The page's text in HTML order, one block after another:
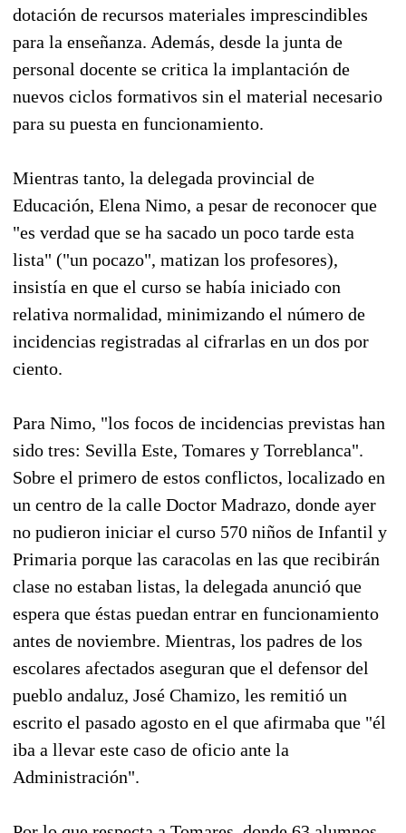
dotación de recursos materiales imprescindibles
para la enseñanza. Además, desde la junta de
personal docente se critica la implantación de
nuevos ciclos formativos sin el material necesario
para su puesta en funcionamiento.
Mientras tanto, la delegada provincial de
Educación, Elena Nimo, a pesar de reconocer que
"es verdad que se ha sacado un poco tarde esta
lista" ("un pocazo", matizan los profesores),
insistía en que el curso se había iniciado con
relativa normalidad, minimizando el número de
incidencias registradas al cifrarlas en un dos por
ciento.
Para Nimo, "los focos de incidencias previstas han
sido tres: Sevilla Este, Tomares y Torreblanca".
Sobre el primero de estos conflictos, localizado en
un centro de la calle Doctor Madrazo, donde ayer
no pudieron iniciar el curso 570 niños de Infantil y
Primaria porque las caracolas en las que recibirán
clase no estaban listas, la delegada anunció que
espera que éstas puedan entrar en funcionamiento
antes de noviembre. Mientras, los padres de los
escolares afectados aseguran que el defensor del
pueblo andaluz, José Chamizo, les remitió un
escrito el pasado agosto en el que afirmaba que "él
iba a llevar este caso de oficio ante la
Administración".